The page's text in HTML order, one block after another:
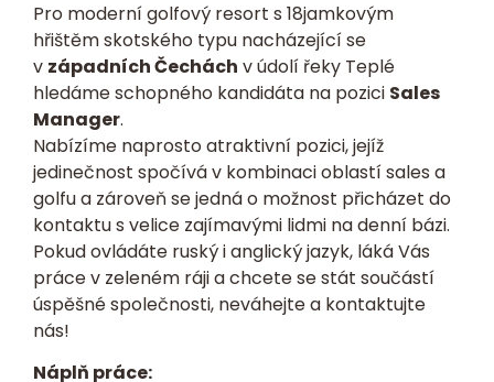
Pro moderní golfový resort s 18jamkovým
hřištěm skotského typu nacházející se
v západních Čechách v údolí řeky Teplé
hledáme schopného kandidáta na pozici Sales
Manager.
Nabízíme naprosto atraktivní pozici, jejíž
jedinečnost spočívá v kombinaci oblastí sales a
golfu a zároveň se jedná o možnost přicházet do
kontaktu s velice zajímavými lidmi na denní bázi.
Pokud ovládáte ruský i anglický jazyk, láká Vás
práce v zeleném ráji a chcete se stát součástí
úspěšné společnosti, neváhejte a kontaktujte
nás!
Náplň práce: